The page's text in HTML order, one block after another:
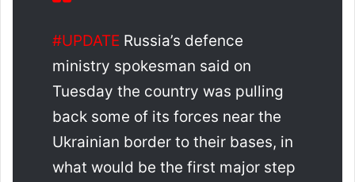
#UPDATE Russia’s defence
ministry spokesman said on
Tuesday the country was pulling
back some of its forces near the
Ukrainian border to their bases, in
what would be the first major step